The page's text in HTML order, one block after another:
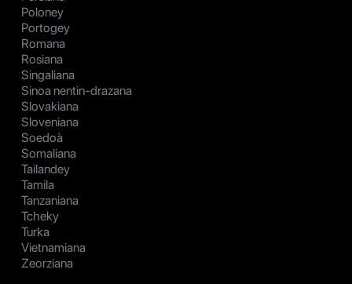
Poloney
Portogey
Romana
Rosiana
Singaliana
Sinoa nentin-drazana
Slovakiana
Sloveniana
Soedoà
Somaliana
Tailandey
Tamila
Tanzaniana
Tcheky
Turka
Vietnamiana
Zeorziana